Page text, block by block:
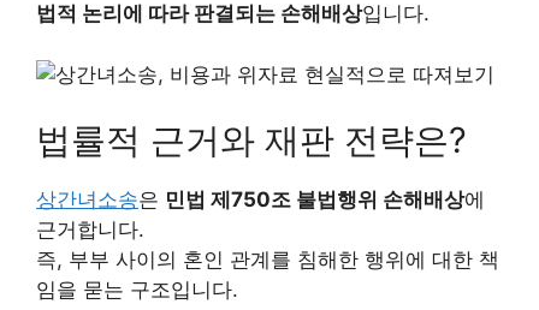
법적 논리에 따라 판결되는 손해배상입니다.
법률적 근거와 재판 전략은?
상간녀소송은 민법 제750조 불법행위 손해배상에
근거합니다.
즉, 부부 사이의 혼인 관계를 침해한 행위에 대한 책
임을 묻는 구조입니다.